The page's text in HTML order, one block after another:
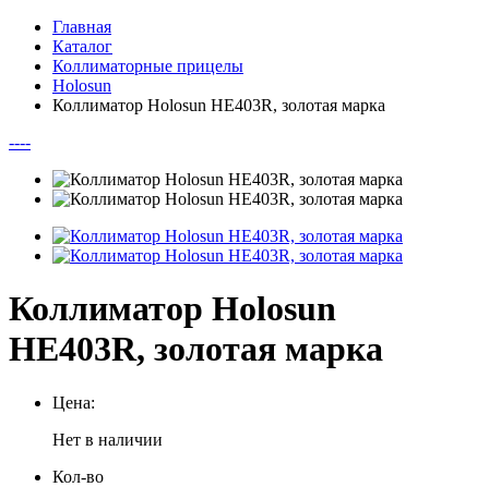
Главная
Каталог
Коллиматорные прицелы
Holosun
Коллиматор Holosun HE403R, золотая марка
----
Коллиматор Holosun
HE403R, золотая марка
Цена:
Нет в наличии
Кол-во